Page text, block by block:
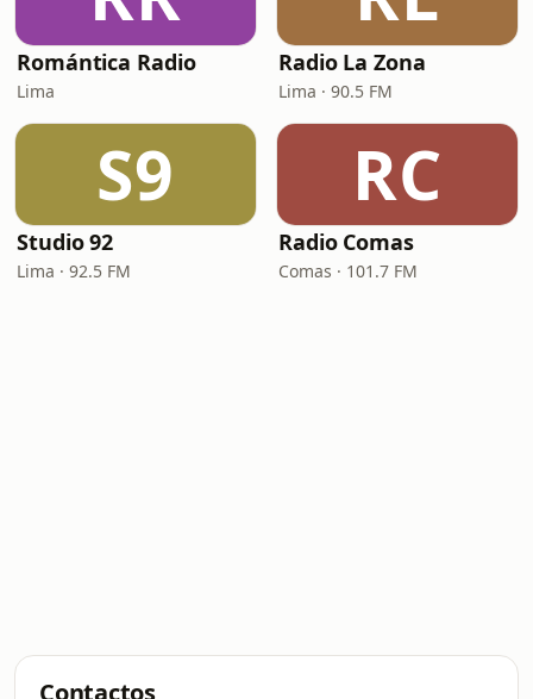
Romántica Radio
Lima
Radio La Zona
Lima · 90.5 FM
S9
Studio 92
Lima · 92.5 FM
RC
Radio Comas
Comas · 101.7 FM
Contactos